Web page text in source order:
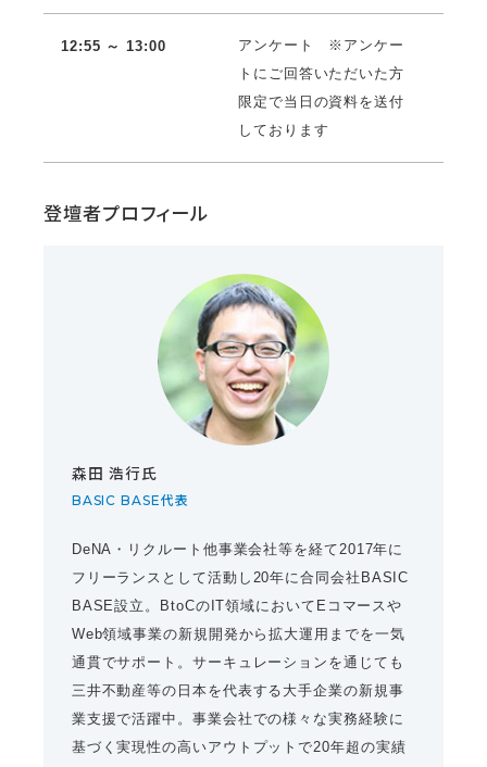
12:55 ～ 13:00
アンケート ※アンケー
トにご回答いただいた方
限定で当日の資料を送付
しております
登壇者プロフィール
森田 浩行氏
BASIC BASE代表
DeNA・リクルート他事業会社等を経て2017年に
フリーランスとして活動し20年に合同会社BASIC
BASE設立。BtoCのIT領域においてEコマースや
Web領域事業の新規開発から拡大運用までを一気
通貫でサポート。サーキュレーションを通じても
三井不動産等の日本を代表する大手企業の新規事
業支援で活躍中。事業会社での様々な実務経験に
基づく実現性の高いアウトプットで20年超の実績